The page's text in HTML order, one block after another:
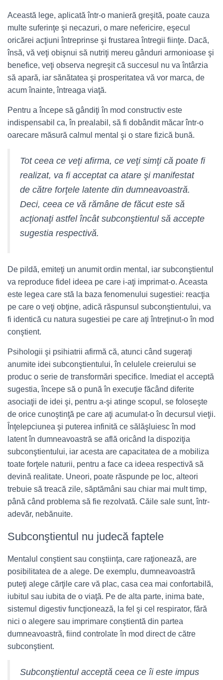
Această lege, aplicată într-o manieră greşită, poate cauza
multe suferinţe şi necazuri, o mare nefericire, eşecul
oricărei acţiuni întreprinse şi frustarea întregii fiinţe. Dacă,
însă, vă veţi obişnui să nutriţi mereu gânduri armonioase şi
benefice, veţi observa negreşit că succesul nu va întârzia
să apară, iar sănătatea şi prosperitatea vă vor marca, de
acum înainte, întreaga viaţă.
Pentru a începe să gândiţi în mod constructiv este
indispensabil ca, în prealabil, să fi dobândit măcar într-o
oarecare măsură calmul mental şi o stare fizică bună.
Tot ceea ce veţi afirma, ce veţi simţi că poate fi
realizat, va fi acceptat ca atare şi manifestat
de către forţele latente din dumneavoastră.
Deci, ceea ce vă rămâne de făcut este să
acţionaţi astfel încât subconştientul să accepte
sugestia respectivă.
De pildă, emiteţi un anumit ordin mental, iar subconştientul
va reproduce fidel ideea pe care i-aţi imprimat-o. Aceasta
este legea care stă la baza fenomenului sugestiei: reacţia
pe care o veţi obţine, adică răspunsul subconştientului, va
fi identică cu natura sugestiei pe care aţi întreţinut-o în mod
conştient.
Psihologii şi psihiatrii afirmă că, atunci când sugeraţi
anumite idei subconştientului, în celulele creierului se
produc o serie de transformări specifice. Imediat el acceptă
sugestia, începe să o pună în execuţie făcând diferite
asociaţii de idei şi, pentru a-şi atinge scopul, se foloseşte
de orice cunoştinţă pe care aţi acumulat-o în decursul vieţii.
Înţelepciunea şi puterea infinită ce sălăşluiesc în mod
latent în dumneavoastră se află oricând la dispoziţia
subconştientului, iar acesta are capacitatea de a mobiliza
toate forţele naturii, pentru a face ca ideea respectivă să
devină realitate. Uneori, poate răspunde pe loc, alteori
trebuie să treacă zile, săptămâni sau chiar mai mult timp,
până când problema să fie rezolvată. Căile sale sunt, într-
adevăr, nebănuite.
Subconştientul nu judecă faptele
Mentalul conştient sau conştiinţa, care raţionează, are
posibilitatea de a alege. De exemplu, dumneavoastră
puteţi alege cărţile care vă plac, casa cea mai confortabilă,
iubitul sau iubita de o viaţă. Pe de alta parte, inima bate,
sistemul digestiv funcţionează, la fel şi cel respirator, fără
nici o alegere sau imprimare conştientă din partea
dumneavoastră, fiind controlate în mod direct de către
subconştient.
Subconştientul acceptă ceea ce îi este impus